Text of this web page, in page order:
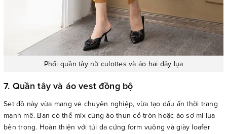
Phối quần tây nữ culottes và áo hai dây lụa
7. Quần tây và áo vest đồng bộ
Set đồ này vừa mang vẻ chuyên nghiệp, vừa tạo dấu ấn thời trang
mạnh mẽ. Bạn có thể mix cùng áo thun cổ tròn hoặc áo sơ mi lụa
bên trong. Hoàn thiện với túi da cứng form vuông và giày loafer